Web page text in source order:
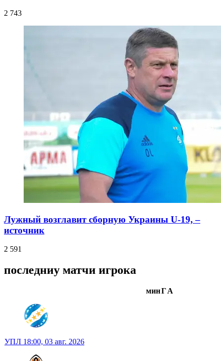
2 743
Лужный возглавит сборную Украины U-19, –
источник
2 591
последниу матчи игрока
минГА
УПЛ 18:00, 03 авг. 2026